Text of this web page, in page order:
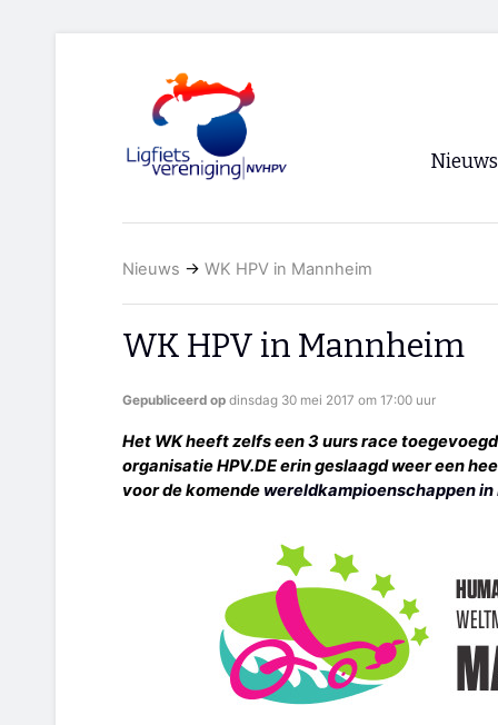
Nieuws
Nieuws → WK HPV in Mannheim
WK HPV in Mannheim
Gepubliceerd op dinsdag 30 mei 2017 om 17:00 uur
Het WK heeft zelfs een 3 uurs race
organisatie HPV.DE erin geslaagd weer een
voor de komende wereldkampioenschappen in